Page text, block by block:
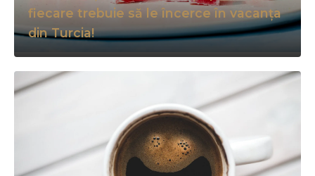
fiecare trebuie să le încerce în vacanța
din Turcia!